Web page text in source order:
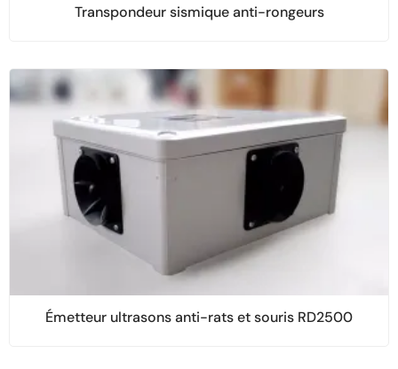
Transpondeur sismique anti-rongeurs
Émetteur ultrasons anti-rats et souris RD2500